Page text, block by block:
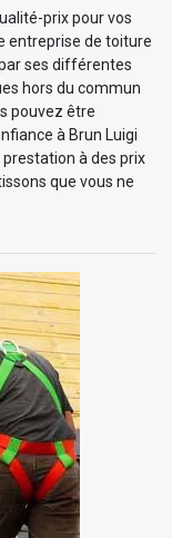
prix pour vos
entreprise de toiture
ses différentes
hors du commun
pouvez être
à Brun Luigi
prestation à des prix
que vous ne